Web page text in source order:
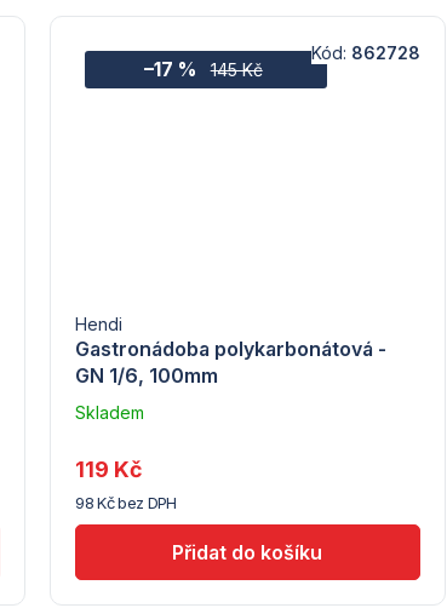
145 Kč
–17 %
Gastronádoba polykarbonátová -
GN 1/6, 100mm
Hendi
Skladem
dodavatele
(7) -
Hendi
98 Kč bez DPH
119 Kč
Kód: 862728